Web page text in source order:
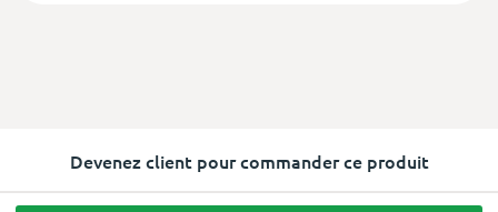
Devenez client pour commander ce produit